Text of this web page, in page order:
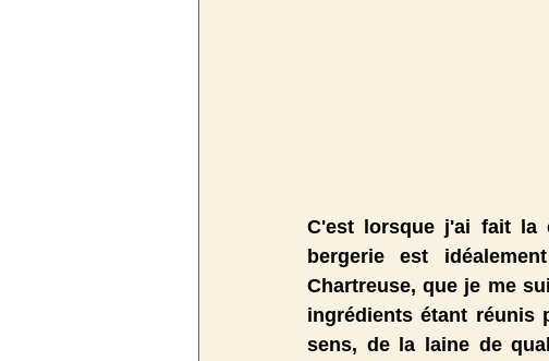
C'est lorsque j'ai fait la
bergerie est
Chartreuse, que je me
ingrédients étant réunis
sens, de la laine de